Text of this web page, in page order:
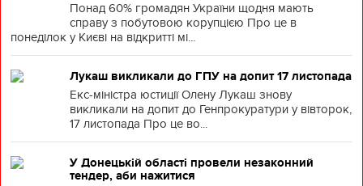
Понад 60% громадян України щодня мають
справу з побутовою корупцією Про це в
понеділок у Києві на відкритті мі...
Лукаш викликали до ГПУ на допит 17 листопада
Екс-міністра юстиції Олену Лукаш знову
викликали на допит до Генпрокуратури у вівторок,
17 листопада Про це во...
У Донецькій області провели незаконний
тендер, аби нажитися